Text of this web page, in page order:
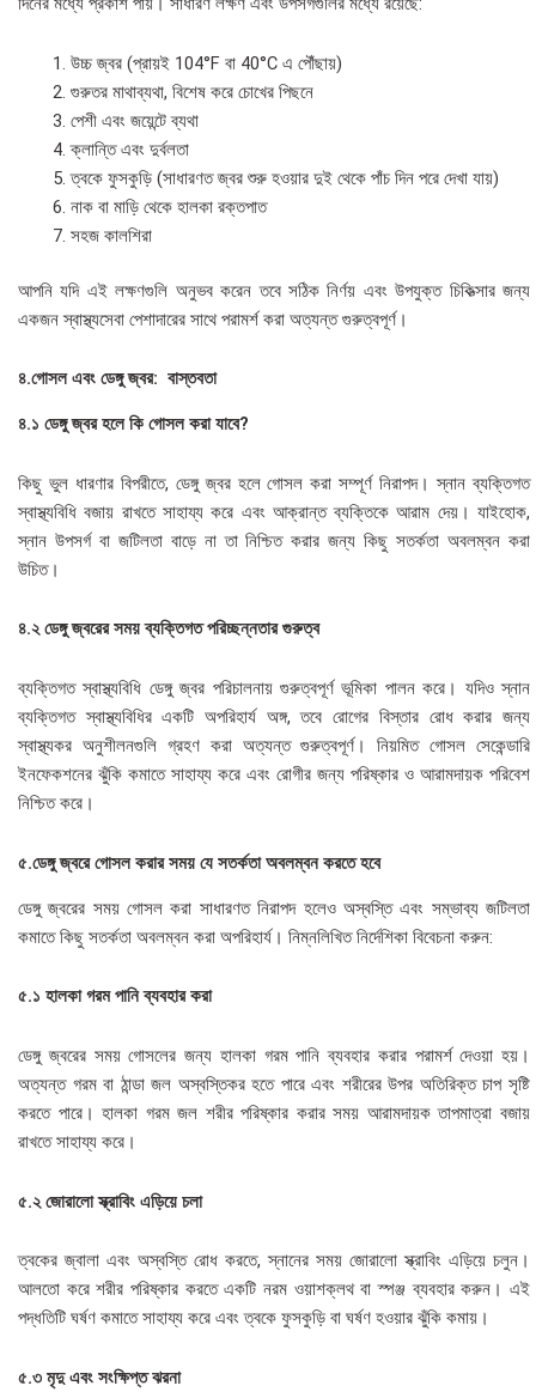
উচ্চ জ্বর (প্রায়ই 104°F বা 40°C এ পৌঁছায়)
গুরুতর মাথাব্যথা, বিশেষ করে চোখের পিছনে
পেশী এবং জয়েন্টে ব্যথা
ক্লান্তি এবং দুর্বলতা
ত্বকে ফুসকুড়ি (সাধারণত জ্বর শুরু হওয়ার দুই থেকে পাঁচ দিন পরে দেখা যায়)
নাক বা মাড়ি থেকে হালকা রক্তপাত
সহজ কালশিরা
আপনি যদি এই লক্ষণগুলি অনুভব করেন তবে সঠিক নির্ণয় এবং উপযুক্ত চিকিত্সার জন্য
একজন স্বাস্থ্যসেবা পেশাদারের সাথে পরামর্শ করা অত্যন্ত গুরুত্বপূর্ণ।
৪.গোসল এবং ডেঙ্গু জ্বর: বাস্তবতা
৪.১ ডেঙ্গু জ্বর হলে কি গোসল করা যাবে?
কিছু ভুল ধারণার বিপরীতে, ডেঙ্গু জ্বর হলে গোসল করা সম্পূর্ণ নিরাপদ। স্নান ব্যক্তিগত
স্বাস্থ্যবিধি বজায় রাখতে সাহায্য করে এবং আক্রান্ত ব্যক্তিকে আরাম দেয়। যাইহোক,
স্নান উপসর্গ বা জটিলতা বাড়ে না তা নিশ্চিত করার জন্য কিছু সতর্কতা অবলম্বন করা
উচিত।
৪.২ ডেঙ্গু জ্বরের সময় ব্যক্তিগত পরিচ্ছন্নতার গুরুত্ব
ব্যক্তিগত স্বাস্থ্যবিধি ডেঙ্গু জ্বর পরিচালনায় গুরুত্বপূর্ণ ভূমিকা পালন করে। যদিও স্নান
ব্যক্তিগত স্বাস্থ্যবিধির একটি অপরিহার্য অঙ্গ, তবে রোগের বিস্তার রোধ করার জন্য
স্বাস্থ্যকর অনুশীলনগুলি গ্রহণ করা অত্যন্ত গুরুত্বপূর্ণ। নিয়মিত গোসল সেকেন্ডারি
ইনফেকশনের ঝুঁকি কমাতে সাহায্য করে এবং রোগীর জন্য পরিষ্কার ও আরামদায়ক পরিবেশ
নিশ্চিত করে।
৫.ডেঙ্গু জ্বরে গোসল করার সময় যে সতর্কতা অবলম্বন করতে হবে
ডেঙ্গু জ্বরের সময় গোসল করা সাধারণত নিরাপদ হলেও অস্বস্তি এবং সম্ভাব্য জটিলতা
কমাতে কিছু সতর্কতা অবলম্বন করা অপরিহার্য। নিম্নলিখিত নির্দেশিকা বিবেচনা করুন:
৫.১ হালকা গরম পানি ব্যবহার করা
ডেঙ্গু জ্বরের সময় গোসলের জন্য হালকা গরম পানি ব্যবহার করার পরামর্শ দেওয়া হয়।
অত্যন্ত গরম বা ঠান্ডা জল অস্বস্তিকর হতে পারে এবং শরীরের উপর অতিরিক্ত চাপ সৃষ্টি
করতে পারে। হালকা গরম জল শরীর পরিষ্কার করার সময় আরামদায়ক তাপমাত্রা বজায়
রাখতে সাহায্য করে।
৫.২ জোরালো স্ক্রাবিং এড়িয়ে চলা
ত্বকের জ্বালা এবং অস্বস্তি রোধ করতে, স্নানের সময় জোরালো স্ক্রাবিং এড়িয়ে চলুন।
আলতো করে শরীর পরিষ্কার করতে একটি নরম ওয়াশক্লথ বা স্পঞ্জ ব্যবহার করুন। এই
পদ্ধতিটি ঘর্ষণ কমাতে সাহায্য করে এবং ত্বকে ফুসকুড়ি বা ঘর্ষণ হওয়ার ঝুঁকি কমায়।
৫.৩ মৃদু এবং সংক্ষিপ্ত ঝরনা